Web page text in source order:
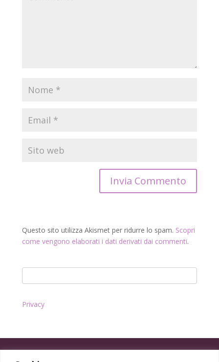
Questo sito utilizza Akismet per ridurre lo spam. Scopri
come vengono elaborati i dati derivati dai commenti.
Privacy